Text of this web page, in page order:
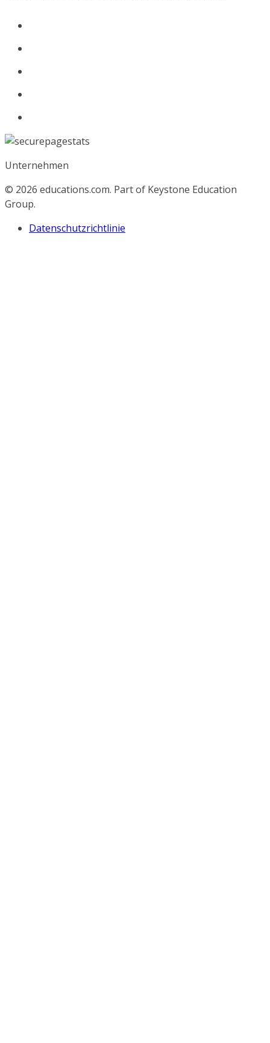
Unternehmen
© 2026 educations.com. Part of Keystone Education
Group.
Datenschutzrichtlinie